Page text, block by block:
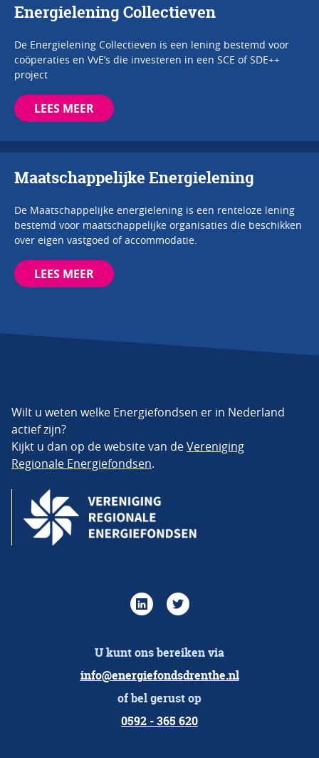
Energielening Collectieven
De Energielening Collectieven is een lening bestemd voor
coöperaties en VvE’s die investeren in een SCE of SDE++
project
LEES MEER
Maatschappelijke Energielening
De Maatschappelijke energielening is een renteloze lening
bestemd voor maatschappelijke organisaties die beschikken
over eigen vastgoed of accommodatie.
LEES MEER
Wilt u weten welke Energiefondsen er in Nederland
actief zijn?
Kijkt u dan op de website van deVereniging
Regionale Energiefondsen.
U kunt ons bereiken via
info@energiefondsdrenthe.nl
of bel gerust op
0592 - 365 620